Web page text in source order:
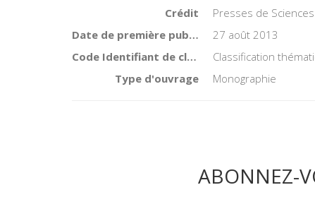
Crédit
Presses de
Date de première publication du titre
27 août 2013
Code Identifiant de classement sujet
Classification
Type d'ouvrage
Monographie
ABONNEZ-